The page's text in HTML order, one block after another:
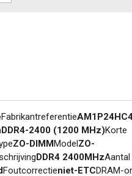
Fabrikantreferentie
DDR4-2400 (1200 MHz)Korte
ZO-DIMM Model ZO-
DDR4 2400MHzAantal
Foutcorrectieniet-ETCDRAM-